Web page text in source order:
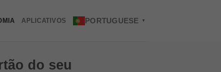
APLICATIVOS PORTUGUESE ▼
do seu